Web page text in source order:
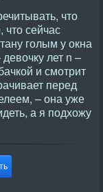
что
сейчас
голым у окна
лет n –
и смотрит
перед
– она уже
а я подхожу